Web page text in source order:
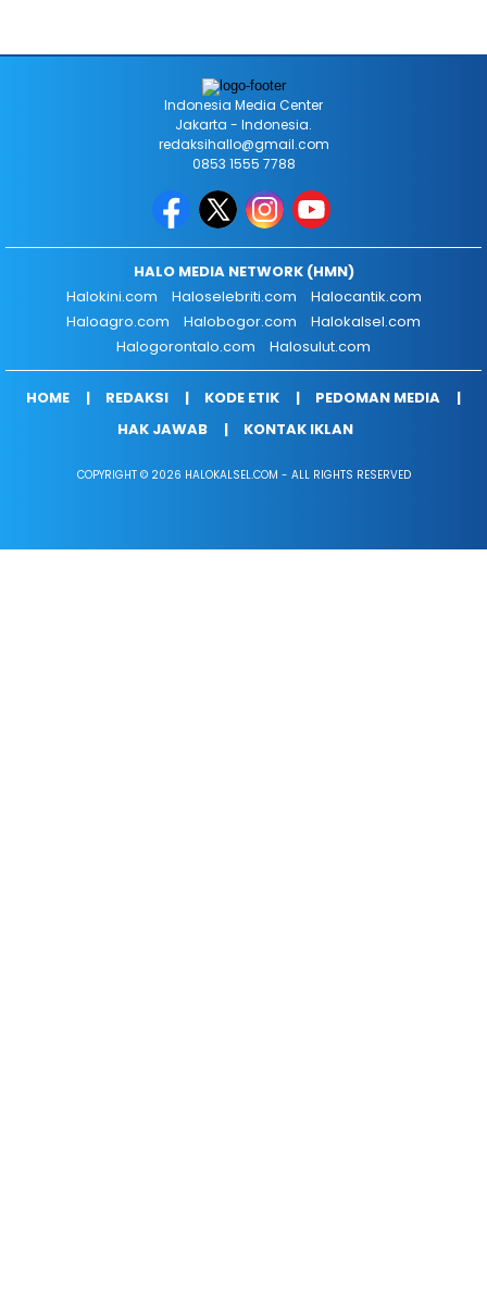
Indonesia Media Center
Jakarta - Indonesia.
redaksihallo@gmail.com
0853 1555 7788
HALO MEDIA NETWORK (HMN)
Halokini.com
Haloselebriti.com
Halocantik.com
Haloagro.com
Halobogor.com
Halokalsel.com
Halogorontalo.com
Halosulut.com
HOME REDAKSI KODE ETIK
PEDOMAN MEDIA
HAK JAWAB
KONTAK IKLAN
COPYRIGHT © 2026 HALOKALSEL.COM - ALL RIGHTS RESERVED